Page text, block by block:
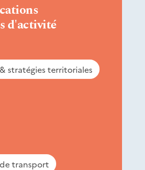
d'activité
stratégies territoriales
transport